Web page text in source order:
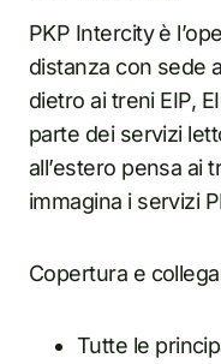
PKP Intercity è
distanza con sede
dietro ai treni EIP,
parte dei servizi
all’estero pensa ai
immagina i servizi
Copertura e
Tutte le